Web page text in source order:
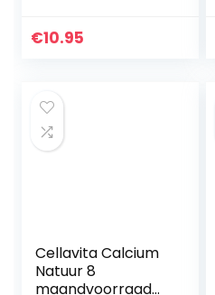
sporenelement –
€10.95
Cellavita Calcium
Natuur 8
maandvoorraad